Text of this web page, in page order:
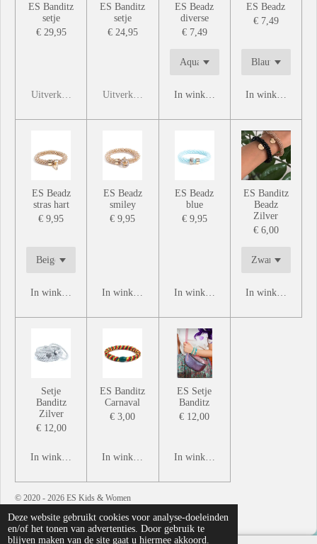
Deze website gebruikt cookies voor analyse-doeleinden
en/of het tonen van advertenties. Door gebruik te
blijven maken van de site gaat u hiermee akkoord.
ES Banditz
setje
€ 29,95
Uitverkocht
ES Banditz
setje
€ 24,95
Uitverkocht
ES Beadz
diverse
€ 7,49
In winkelwagen
ES Beadz
€ 7,49
In winkelwagen
ES Beadz
stras hart
€ 9,95
In winkelwagen
ES Beadz
smiley
€ 9,95
In winkelwagen
ES Beadz
blue
€ 9,95
In winkelwagen
ES Banditz
Beadz
Zilver
€ 6,00
In winkelwagen
Setje
Banditz
Zilver
€ 12,00
In winkelwagen
ES Banditz
Carnaval
€ 3,00
In winkelwagen
ES Setje
Banditz
€ 12,00
In winkelwagen
© 2020 - 2026 ES Kids & Women
Powered by JouwWeb